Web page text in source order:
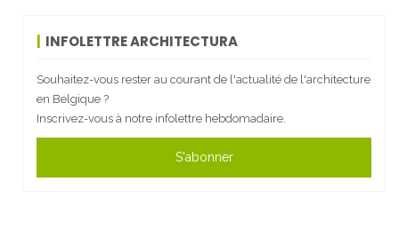
INFOLETTRE ARCHITECTURA
Souhaitez-vous rester au courant de l'actualité de l'architecture
en Belgique ?
Inscrivez-vous à notre infolettre hebdomadaire.
S'abonner